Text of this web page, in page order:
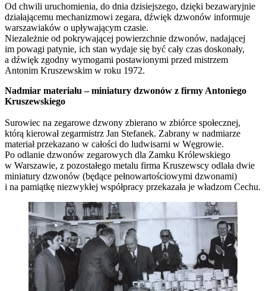
Od chwili uruchomienia, do dnia dzisiejszego, dzięki bezawaryjnie
działającemu mechanizmowi zegara, dźwięk dzwonów informuje
warszawiaków o upływającym czasie.
Niezależnie od pokrywającej powierzchnie dzwonów, nadającej
im powagi patynie, ich stan wydaje się być cały czas doskonały,
a dźwięk zgodny wymogami postawionymi przed mistrzem
Antonim Kruszewskim w roku 1972.
Nadmiar materiału – miniatury dzwonów z firmy Antoniego
Kruszewskiego
Surowiec na zegarowe dzwony zbierano w zbiórce społecznej,
którą kierował zegarmistrz Jan Stefanek. Zabrany w nadmiarze
materiał przekazano w całości do ludwisarni w Węgrowie.
Po odlanie dzwonów zegarowych dla Zamku Królewskiego
w Warszawie, z pozostałego metalu firma Kruszewscy odlała dwie
miniatury dzwonów (będące pełnowartościowymi dzwonami)
i na pamiątkę niezwykłej współpracy przekazała je władzom Cechu.